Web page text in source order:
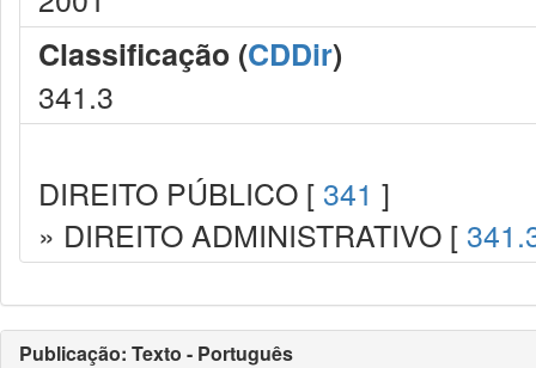
Classificação (CDDir)
341.3
DIREITO PÚBLICO [ 341 ]
» DIREITO ADMINISTRATIVO [
Publicação: Texto - Português